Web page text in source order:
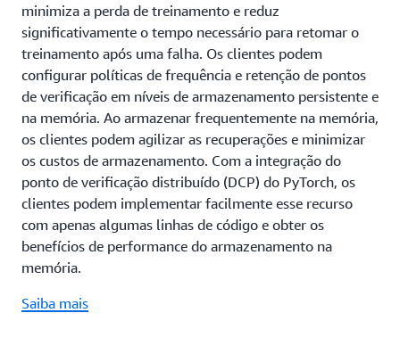
minimiza a perda de treinamento e reduz
significativamente o tempo necessário para retomar o
treinamento após uma falha. Os clientes podem
configurar políticas de frequência e retenção de pontos
de verificação em níveis de armazenamento persistente e
na memória. Ao armazenar frequentemente na memória,
os clientes podem agilizar as recuperações e minimizar
os custos de armazenamento. Com a integração do
ponto de verificação distribuído (DCP) do PyTorch, os
clientes podem implementar facilmente esse recurso
com apenas algumas linhas de código e obter os
benefícios de performance do armazenamento na
memória.
Saiba mais